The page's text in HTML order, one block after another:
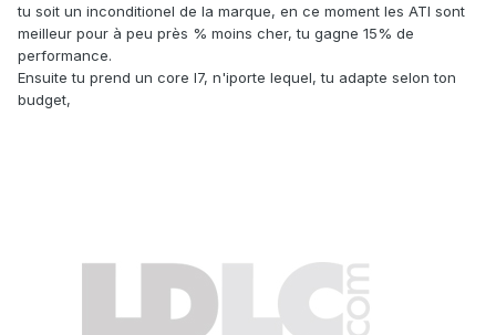
tu soit un inconditionel de la marque, en ce moment les ATI sont
meilleur pour à peu près % moins cher, tu gagne 15% de
performance.
Ensuite tu prend un core I7, n'iporte lequel, tu adapte selon ton
budget,